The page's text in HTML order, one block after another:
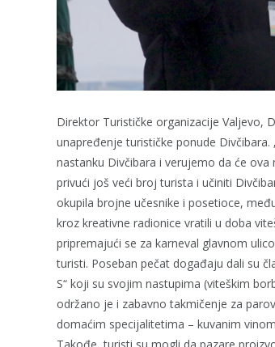
Direktor Turističke organizacije Valjevo,
unapređenje turističke ponude Divčibara.
nastanku Divčibara i verujemo da će
privući još veći broj turista i učiniti
okupila brojne učesnike i posetioce,
kroz kreativne radionice vratili u doba
pripremajući se za karneval glavnom
turisti. Poseban pečat događaju dali su
S“ koji su svojim nastupima (viteškim
održano je i zabavno takmičenje za
domaćim specijalitetima – kuvanim